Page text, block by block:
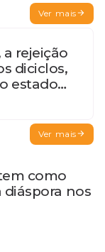
Ver mais
rejeição
diciclos,
estado
Ver mais
como
nos